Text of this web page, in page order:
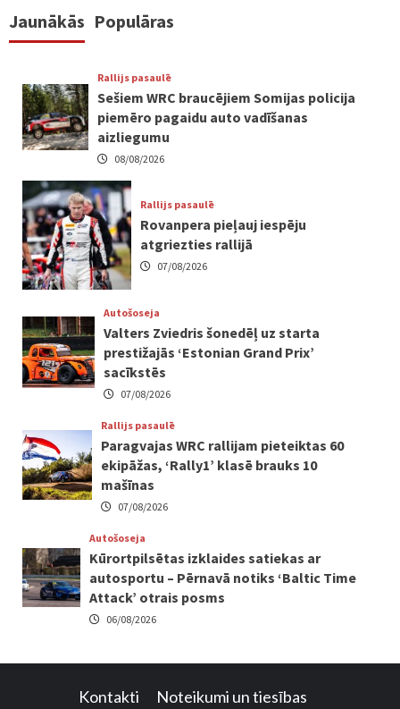
Jaunākās Populāras
Rallijs pasaulē
Sešiem WRC braucējiem Somijas policija
piemēro pagaidu auto vadīšanas
aizliegumu
08/08/2026
Rallijs pasaulē
Rovanpera pieļauj iespēju
atgriezties rallijā
07/08/2026
Autošoseja
Valters Zviedris šonedēļ uz starta
prestižajās ‘Estonian Grand Prix’
sacīkstēs
07/08/2026
Rallijs pasaulē
Paragvajas WRC rallijam pieteiktas 60
ekipāžas, ‘Rally1’ klasē brauks 10
mašīnas
07/08/2026
Autošoseja
Kūrortpilsētas izklaides satiekas ar
autosportu – Pērnavā notiks ‘Baltic Time
Attack’ otrais posms
06/08/2026
Kontakti Noteikumi un tiesības